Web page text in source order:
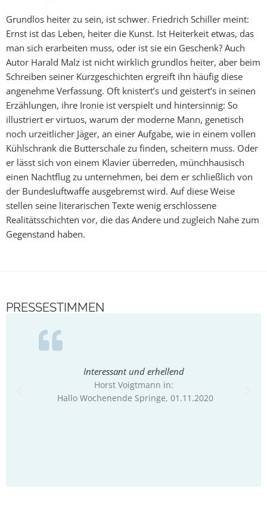
Grundlos heiter zu sein, ist schwer. Friedrich Schiller meint:
Ernst ist das Leben, heiter die Kunst. Ist Heiterkeit etwas, das
man sich erarbeiten muss, oder ist sie ein Geschenk? Auch
Autor Harald Malz ist nicht wirklich grundlos heiter, aber beim
Schreiben seiner Kurzgeschichten ergreift ihn häufig diese
angenehme Verfassung. Oft knistert’s und geistert’s in seinen
Erzählungen, ihre Ironie ist verspielt und hintersinnig: So
illustriert er virtuos, warum der moderne Mann, genetisch
noch urzeitlicher Jäger, an einer Aufgabe, wie in einem vollen
Kühlschrank die Butterschale zu finden, scheitern muss. Oder
er lässt sich von einem Klavier überreden, münchhausisch
einen Nachtflug zu unternehmen, bei dem er schließlich von
der Bundesluftwaffe ausgebremst wird. Auf diese Weise
stellen seine literarischen Texte wenig erschlossene
Realitätsschichten vor, die das Andere und zugleich Nahe zum
Gegenstand haben.
PRESSESTIMMEN
Interessant und erhellend
Horst Voigtmann in:
Hallo Wochenende Springe, 01.11.2020